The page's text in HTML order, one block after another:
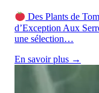
Des Plants de
d’Exception Aux
une sélection…
En savoir plus →